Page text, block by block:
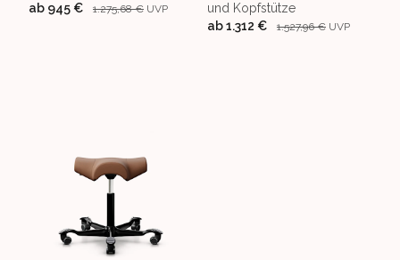
ab 945 € 1.275,68 € UVP
und Kopfstütze
ab1.312 € 1.527,96 € UVP